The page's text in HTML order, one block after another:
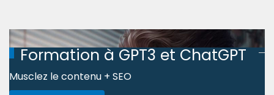
Formation à GPT3 et ChatGPT
Musclez le contenu + SEO